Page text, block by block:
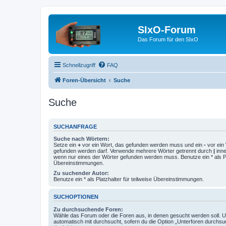
SIxO-Forum
Das Forum für den SIxO
Schnellzugriff FAQ
Foren-Übersicht Suche
Suche
SUCHANFRAGE
Suche nach Wörtern:
Setze ein + vor ein Wort, das gefunden werden muss und ein - vor ein
gefunden werden darf. Verwende mehrere Wörter getrennt durch |
wenn nur eines der Wörter gefunden werden muss. Benutze ein * als
Übereinstimmungen.
Zu suchender Autor:
Benutze ein * als Platzhalter für teilweise Übereinstimmungen.
SUCHOPTIONEN
Zu durchsuchende Foren:
Wähle das Forum oder die Foren aus, in denen gesucht werden soll.
automatisch mit durchsucht, sofern du die Option „Unterforen